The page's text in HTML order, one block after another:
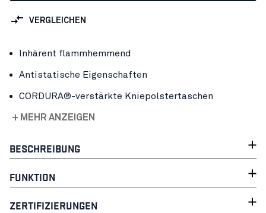
VERGLEICHEN
Inhärent flammhemmend
Antistatische Eigenschaften
CORDURA®-verstärkte Kniepolstertaschen
+ MEHR ANZEIGEN
BESCHREIBUNG
FUNKTION
ZERTIFIZIERUNGEN